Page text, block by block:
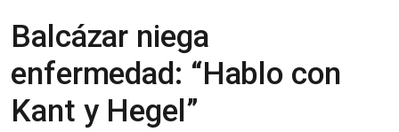
Balcázar niega
enfermedad: “Hablo con
Kant y Hegel”